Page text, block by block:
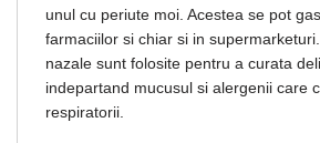
unul cu periute moi. Acestea se pot
farmaciilor si chiar si in
nazale sunt folosite pentru a curata
indepartand mucusul si alergenii care
respiratorii.